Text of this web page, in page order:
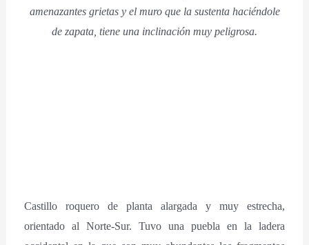
amenazantes grietas y el muro que la sustenta haciéndole
de zapata, tiene una inclinación muy peligrosa.
Castillo roquero de planta alargada y muy estrecha,
orientado al Norte-Sur. Tuvo una puebla en la ladera